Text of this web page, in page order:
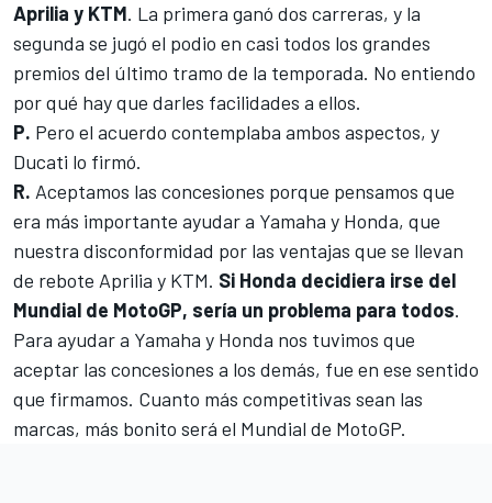
Aprilia y KTM. La primera ganó dos carreras, y la
segunda se jugó el podio en casi todos los grandes
premios del último tramo de la temporada. No entiendo
por qué hay que darles facilidades a ellos.
P. Pero el acuerdo contemplaba ambos aspectos, y
Ducati lo firmó.
R. Aceptamos las concesiones porque pensamos que
era más importante ayudar a Yamaha y Honda, que
nuestra disconformidad por las ventajas que se llevan
de rebote Aprilia y KTM. Si Honda decidiera irse del
Mundial de MotoGP, sería un problema para todos.
Para ayudar a Yamaha y Honda nos tuvimos que
aceptar las concesiones a los demás, fue en ese sentido
que firmamos. Cuanto más competitivas sean las
marcas, más bonito será el Mundial de MotoGP.